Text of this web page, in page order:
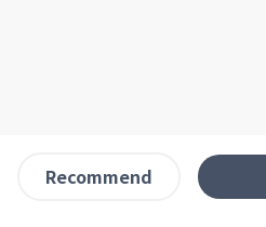
Recommend